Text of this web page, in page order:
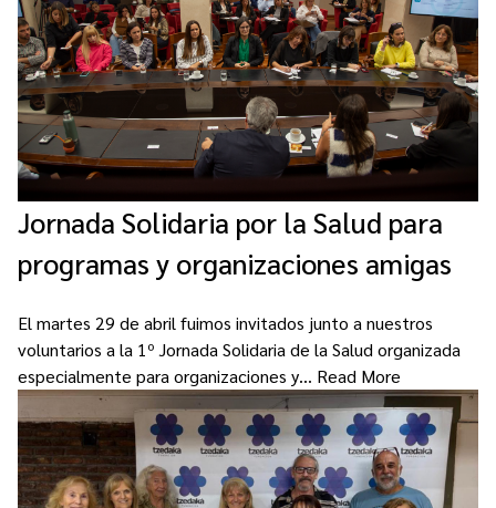
Jornada Solidaria por la Salud para
programas y organizaciones amigas
El martes 29 de abril fuimos invitados junto a nuestros
voluntarios a la 1º Jornada Solidaria de la Salud organizada
especialmente para organizaciones y… Read More